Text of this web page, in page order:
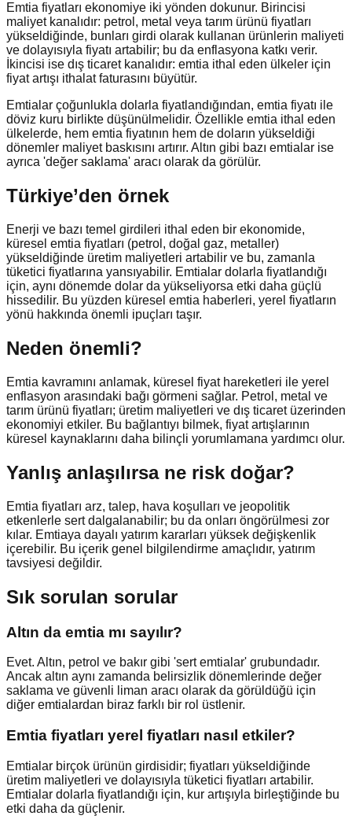
Emtia fiyatları ekonomiye iki yönden dokunur. Birincisi
maliyet kanalıdır: petrol, metal veya tarım ürünü fiyatları
yükseldiğinde, bunları girdi olarak kullanan ürünlerin maliyeti
ve dolayısıyla fiyatı artabilir; bu da enflasyona katkı verir.
İkincisi ise dış ticaret kanalıdır: emtia ithal eden ülkeler için
fiyat artışı ithalat faturasını büyütür.
Emtialar çoğunlukla dolarla fiyatlandığından, emtia fiyatı ile
döviz kuru birlikte düşünülmelidir. Özellikle emtia ithal eden
ülkelerde, hem emtia fiyatının hem de doların yükseldiği
dönemler maliyet baskısını artırır. Altın gibi bazı emtialar ise
ayrıca 'değer saklama' aracı olarak da görülür.
Türkiye’den örnek
Enerji ve bazı temel girdileri ithal eden bir ekonomide,
küresel emtia fiyatları (petrol, doğal gaz, metaller)
yükseldiğinde üretim maliyetleri artabilir ve bu, zamanla
tüketici fiyatlarına yansıyabilir. Emtialar dolarla fiyatlandığı
için, aynı dönemde dolar da yükseliyorsa etki daha güçlü
hissedilir. Bu yüzden küresel emtia haberleri, yerel fiyatların
yönü hakkında önemli ipuçları taşır.
Neden önemli?
Emtia kavramını anlamak, küresel fiyat hareketleri ile yerel
enflasyon arasındaki bağı görmeni sağlar. Petrol, metal ve
tarım ürünü fiyatları; üretim maliyetleri ve dış ticaret üzerinden
ekonomiyi etkiler. Bu bağlantıyı bilmek, fiyat artışlarının
küresel kaynaklarını daha bilinçli yorumlamana yardımcı olur.
Yanlış anlaşılırsa ne risk doğar?
Emtia fiyatları arz, talep, hava koşulları ve jeopolitik
etkenlerle sert dalgalanabilir; bu da onları öngörülmesi zor
kılar. Emtiaya dayalı yatırım kararları yüksek değişkenlik
içerebilir. Bu içerik genel bilgilendirme amaçlıdır, yatırım
tavsiyesi değildir.
Sık sorulan sorular
Altın da emtia mı sayılır?
Evet. Altın, petrol ve bakır gibi 'sert emtialar' grubundadır.
Ancak altın aynı zamanda belirsizlik dönemlerinde değer
saklama ve güvenli liman aracı olarak da görüldüğü için
diğer emtialardan biraz farklı bir rol üstlenir.
Emtia fiyatları yerel fiyatları nasıl etkiler?
Emtialar birçok ürünün girdisidir; fiyatları yükseldiğinde
üretim maliyetleri ve dolayısıyla tüketici fiyatları artabilir.
Emtialar dolarla fiyatlandığı için, kur artışıyla birleştiğinde bu
etki daha da güçlenir.